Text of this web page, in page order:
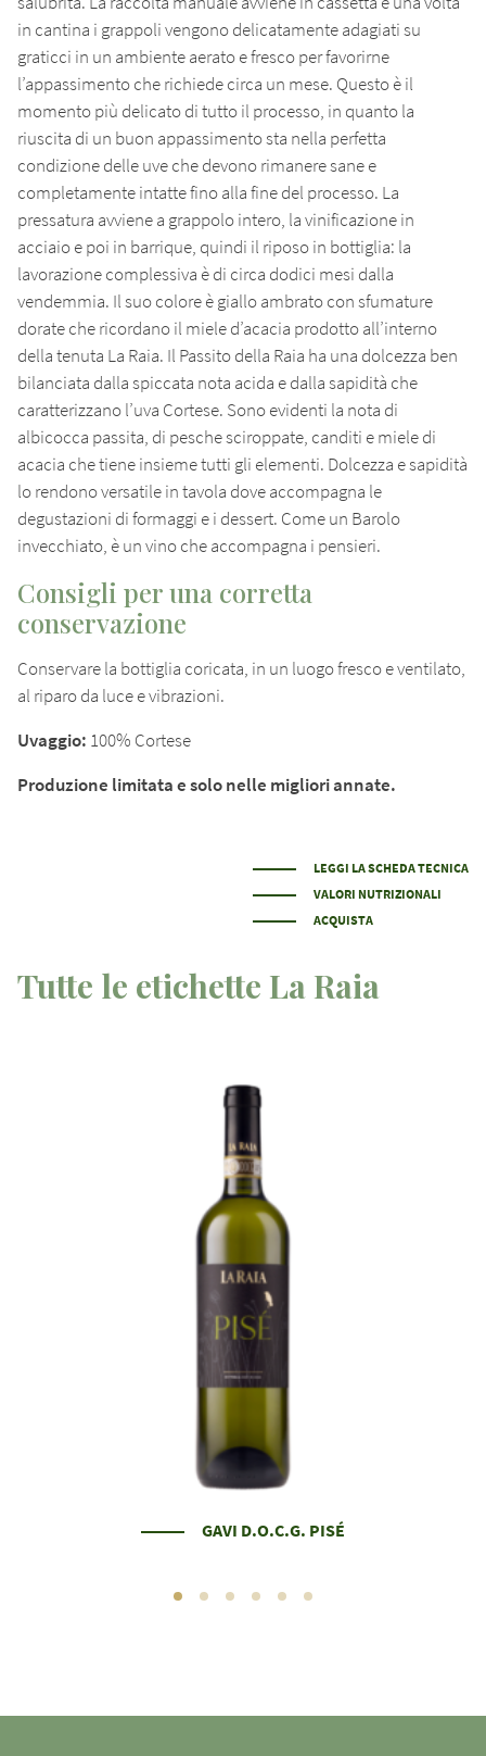
in cantina i grappoli vengono delicatamente adagiati su
graticci in un ambiente aerato e fresco per favorirne
l’appassimento che richiede circa un mese. Questo è il
momento più delicato di tutto il processo, in quanto la
riuscita di un buon appassimento sta nella perfetta
condizione delle uve che devono rimanere sane e
completamente intatte fino alla fine del processo. La
pressatura avviene a grappolo intero, la vinificazione in
acciaio e poi in barrique, quindi il riposo in bottiglia: la
lavorazione complessiva è di circa dodici mesi dalla
vendemmia. Il suo colore è giallo ambrato con sfumature
dorate che ricordano il miele d’acacia prodotto all’interno
della tenuta La Raia. Il Passito della Raia ha una dolcezza ben
bilanciata dalla spiccata nota acida e dalla sapidità che
caratterizzano l’uva Cortese. Sono evidenti la nota di
albicocca passita, di pesche sciroppate, canditi e miele di
acacia che tiene insieme tutti gli elementi. Dolcezza e sapidità
lo rendono versatile in tavola dove accompagna le
degustazioni di formaggi e i dessert. Come un Barolo
invecchiato, è un vino che accompagna i pensieri.
Consigli per una corretta
conservazione
Conservare la bottiglia coricata, in un luogo fresco e ventilato,
al riparo da luce e vibrazioni.
Uvaggio: 100% Cortese
Produzione limitata e solo nelle migliori annate.
LEGGI LA SCHEDA TECNICA
VALORI NUTRIZIONALI
ACQUISTA
Tutte le etichette La Raia
GAVI D.O.C.G. PISÉ